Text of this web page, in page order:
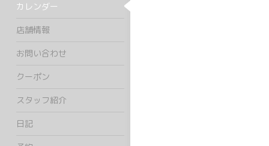
カレンダー
店舗情報
お問い合わせ
クーポン
スタッフ紹介
日記